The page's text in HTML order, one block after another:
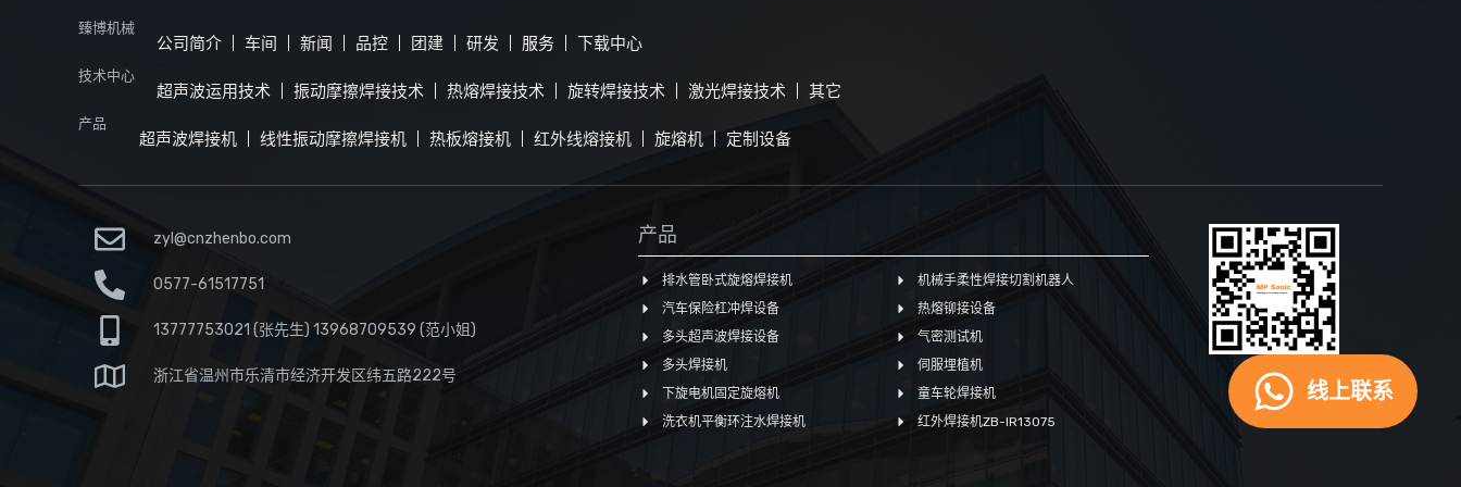
线上联系
臻博机械
公司简介 车间 新闻 品控 团建 研发 服务 下载中心
技术中心
超声波运用技术 振动摩擦焊接技术 热熔焊接技术 旋转焊接技术 激光焊接技术 其它
产品
超声波焊接机 线性振动摩擦焊接机 热板熔接机 红外线熔接机 旋熔机 定制设备
zyl@cnzhenbo.com
0577-61517751
13777753021 (张先生) 13968709539 (范小姐)
浙江省温州市乐清市经济开发区纬五路222号
产品
排水管卧式旋熔焊接机
机械手柔性焊接切割机器人
汽车保险杠冲焊设备
热熔铆接设备
多头超声波焊接设备
气密测试机
多头焊接机
伺服埋植机
下旋电机固定旋熔机
童车轮焊接机
洗衣机平衡环注水焊接机
红外焊接机ZB-IR13075
手机网站